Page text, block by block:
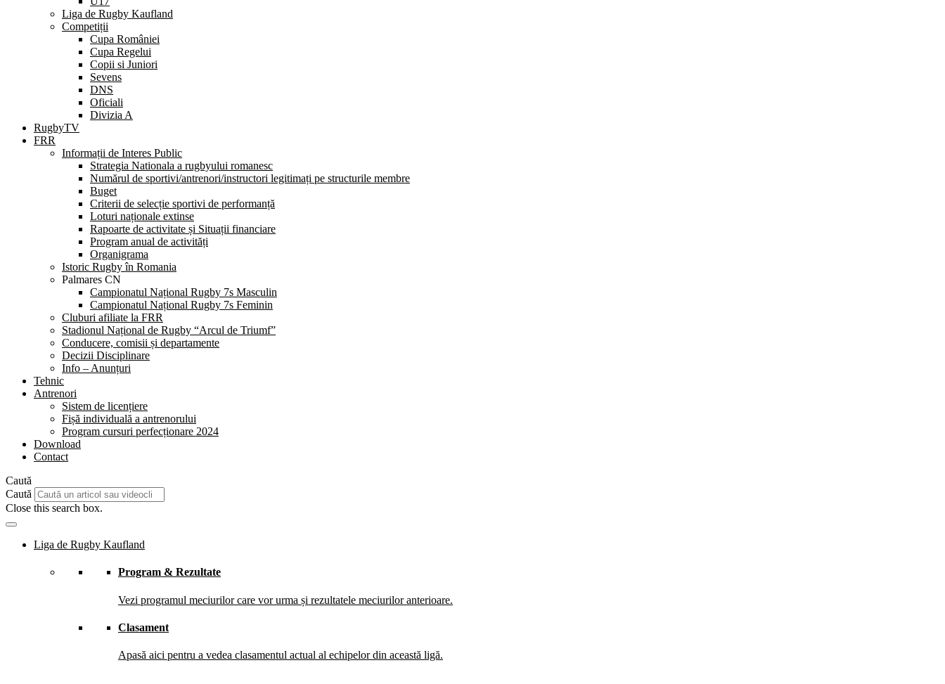
Liga de Rugby Kaufland
Competiții
Cupa României
Cupa Regelui
Copii si Juniori
Sevens
DNS
Oficiali
Divizia A
RugbyTV
FRR
Informații de Interes Public
Strategia Nationala a rugbyului romanesc
Numărul de sportivi/antrenori/instructori legitimați pe structurile membre
Buget
Criterii de selecție sportivi de performanță
Loturi naționale extinse
Rapoarte de activitate și Situații financiare
Program anual de activități
Organigrama
Istoric Rugby în Romania
Palmares CN
Campionatul Național Rugby 7s Masculin
Campionatul Național Rugby 7s Feminin
Cluburi afiliate la FRR
Stadionul Național de Rugby “Arcul de Triumf”
Conducere, comisii și departamente
Decizii Disciplinare
Info – Anunțuri
Tehnic
Antrenori
Sistem de licențiere
Fișă individuală a antrenorului
Program cursuri perfecționare 2024
Download
Contact
Caută
Caută
Close this search box.
Liga de Rugby Kaufland
Program & Rezultate
Vezi programul meciurilor care vor urma și rezultatele meciurilor anterioare.
Clasament
Apasă aici pentru a vedea clasamentul actual al echipelor din această ligă.